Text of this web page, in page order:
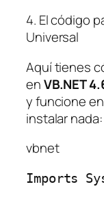
4. El código
Universal
Aquí tienes
enVB.NET
y funcione
instalar nada:
vbnet
Imports